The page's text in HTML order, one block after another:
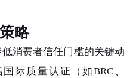
略
低消费者信任门槛的关键动
际质量认证（如BRC、